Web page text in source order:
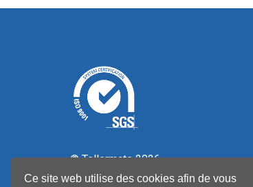
Ce site web utilise des cookies afin de vous
© Tellermate 2026